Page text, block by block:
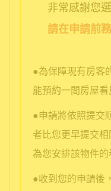
非常感謝您
請在申請前
●為保障現有房客
能預約一間房屋看
●申請將依照提交
者比您更早提交
為您安排該物件的
●收到您的申請後